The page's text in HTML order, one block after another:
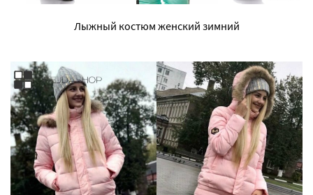
Лыжный костюм женский зимний